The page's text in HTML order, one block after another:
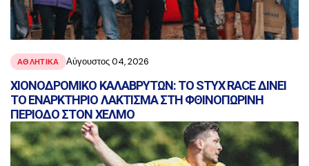
ΑΘΛΗΤΙΚΑ Αύγουστος 04, 2026
ΧΙΟΝΟΔΡΟΜΙΚΟ ΚΑΛΑΒΡΥΤΩΝ: ΤΟ STYX RACE ΔΙΝΕΙ
ΤΟ ΕΝΑΡΚΤΗΡΙΟ ΛΑΚΤΙΣΜΑ ΣΤΗ ΦΘΙΝΟΠΩΡΙΝΗ
ΠΕΡΙΟΔΟ ΣΤΟΝ ΧΕΛΜΟ